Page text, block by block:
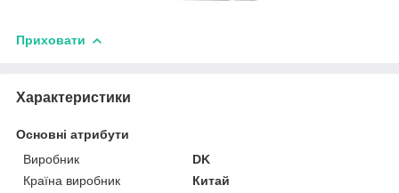
Приховати
Характеристики
Основні атрибути
Виробник
DK
Країна виробник
Китай